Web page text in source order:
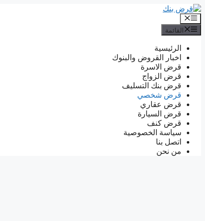
انتقل
إلى
المحتوى
القائمة
القائمة
الرئيسية
اخبار القروض والبنوك
قرض الاسرة
قرض الزواج
قرض بنك التسليف
قرض شخصي
قرض عقاري
قرض السيارة
قرض كنف
سياسة الخصوصية
اتصل بنا
من نحن